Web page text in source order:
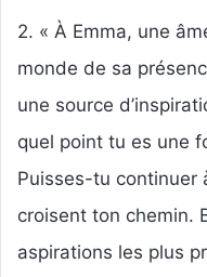
2. « À Emma, une
monde de sa
une source
quel point tu es une
Puisses-tu continuer
croisent ton chemin.
aspirations les plus